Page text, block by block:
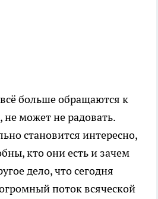
больше обращаются к
не может не радовать.
становится интересно,
кто они есть и зачем
дело, что сегодня
поток всяческой